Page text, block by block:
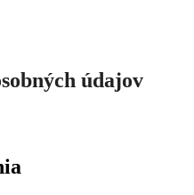
údajov